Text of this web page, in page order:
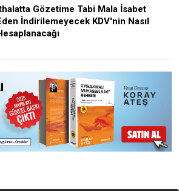
Gözetime Tabi Mala İsabet
İndirilemeyecek KDV'nin Nasıl